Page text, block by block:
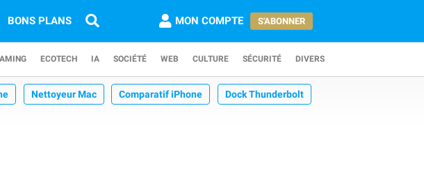
BONS PLANS MON COMPTE S'ABONNER
ECOTECH IA SOCIÉTÉ WEB CULTURE SÉCURITÉ DIVERS
Nettoyeur Mac Comparatif iPhone Dock Thunderbolt